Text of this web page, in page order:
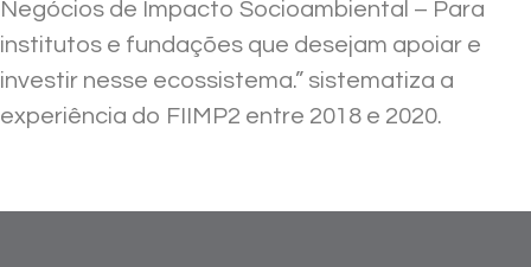
Negócios de Impacto Socioambiental – Para
institutos e fundações que desejam apoiar e
investir nesse ecossistema.” sistematiza a
experiência do FIIMP2 entre 2018 e 2020.